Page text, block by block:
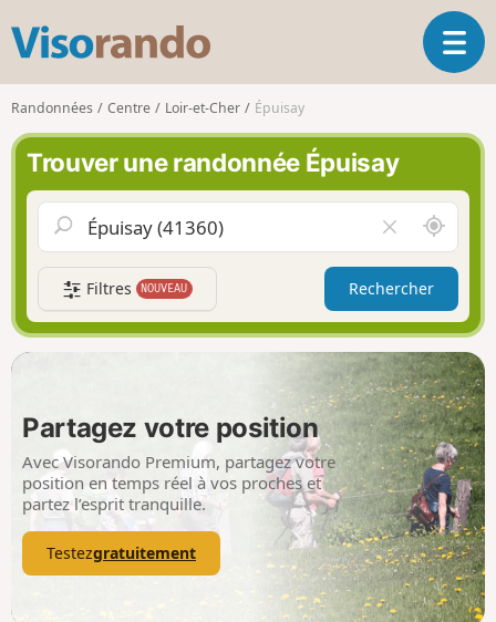
s
o
r
n
d
o
O
u
l
a
i
g
a
t
i
o
n
Randonnées Centre Loir-et-Cher Épuisay
Trouver une randonnée Épuisay
i
d
e
r
l
e
c
h
a
m
p
A
u
t
u
r
d
e
m
o
i
Filtres NOUVEAU Rechercher
Partagez votre position
Avec Visorando Premium, partagez votre
position en temps réel à vos proches et
partez l’esprit tranquille.
Testezgratuitement